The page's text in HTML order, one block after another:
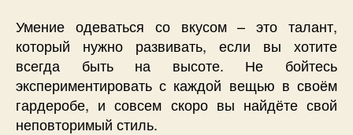
Умение одеваться со вкусом – это талант,
который нужно развивать, если вы хотите
всегда быть на высоте. Не бойтесь
экспериментировать с каждой вещью в своём
гардеробе, и совсем скоро вы найдёте свой
неповторимый стиль.